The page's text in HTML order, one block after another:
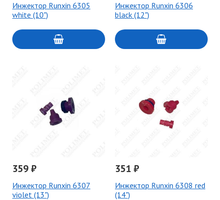
Инжектор Runxin 6305
white (10")
Инжектор Runxin 6306
black (12")
359 ₽
Инжектор Runxin 6307
violet (13")
351 ₽
Инжектор Runxin 6308 red
(14")